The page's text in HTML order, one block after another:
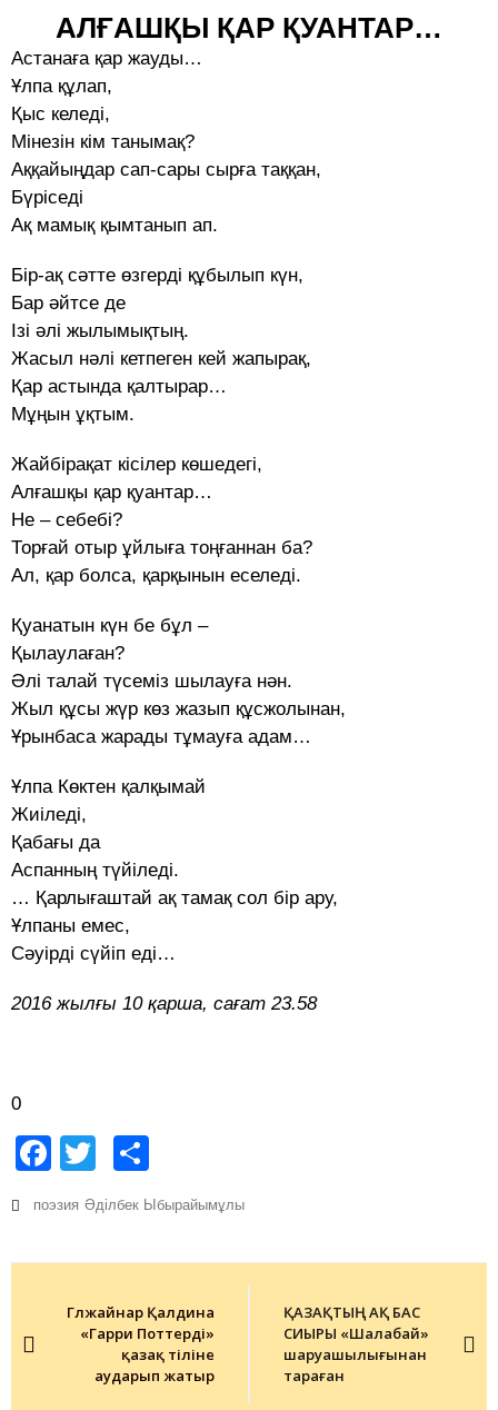
АЛҒАШҚЫ ҚАР ҚУАНТАР…
Астанаға қар жауды…
Ұлпа құлап,
Қыс келеді,
Мінезін кім танымақ?
Аққайыңдар сап-сары сырға таққан,
Бүріседі
Ақ мамық қымтанып ап.
Бір-ақ сәтте өзгерді құбылып күн,
Бар әйтсе де
Ізі әлі жылымықтың.
Жасыл нәлі кетпеген кей жапырақ,
Қар астында қалтырар…
Мұңын ұқтым.
Жайбірақат кісілер көшедегі,
Алғашқы қар қуантар…
Не – себебі?
Торғай отыр ұйлыға тоңғаннан ба?
Ал, қар болса, қарқынын еселеді.
Қуанатын күн бе бұл –
Қылаулаған?
Әлі талай түсеміз шылауға нән.
Жыл құсы жүр көз жазып құсжолынан,
Ұрынбаса жарады тұмауға адам…
Ұлпа Көктен қалқымай
Жиіледі,
Қабағы да
Аспанның түйіледі.
… Қарлығаштай ақ тамақ сол бір ару,
Ұлпаны емес,
Сәуірді сүйіп еді…
2016 жылғы 10 қарша, сағат 23.58
0
Facebook
Twitter
поэзия Әділбек Ыбырайымұлы
navigation
Гүлжайнар Қалдина
«Гарри Поттерді»
қазақ тіліне
аударып жатыр
ҚАЗАҚТЫҢ АҚ БАС
СИЫРЫ «Шалабай»
шаруашылығынан
тараған